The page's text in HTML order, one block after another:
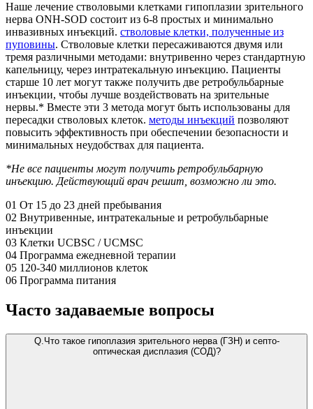
Наше лечение стволовыми клетками гипоплазии зрительного
нерва ONH-SOD состоит из 6-8 простых и минимально
инвазивных инъекций. стволовые клетки, полученные из
пуповины. Стволовые клетки пересаживаются двумя или
тремя различными методами: внутривенно через стандартную
капельницу, через интратекальную инъекцию. Пациенты
старше 10 лет могут также получить две ретробульбарные
инъекции, чтобы лучше воздействовать на зрительные
нервы.* Вместе эти 3 метода могут быть использованы для
пересадки стволовых клеток. методы инъекций позволяют
повысить эффективность при обеспечении безопасности и
минимальных неудобствах для пациента.
*Не все пациенты могут получить ретробульбарную
инъекцию. Действующий врач решит, возможно ли это.
01 От 15 до 23 дней пребывания
02 Внутривенные, интратекальные и ретробульбарные
инъекции
03 Клетки UCBSC / UCMSC
04 Программа ежедневной терапии
05 120-340 миллионов клеток
06 Программа питания
Часто задаваемые вопросы
Q. Что такое гипоплазия зрительного нерва (ГЗН) и септо-
оптическая дисплазия (СОД)?